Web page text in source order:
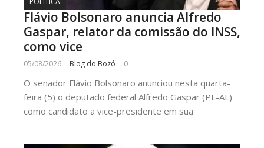
Flávio Bolsonaro anuncia Alfredo
Gaspar, relator da comissão do INSS,
como vice
05/08/2026 Blog do Bozó 0
O senador Flávio Bolsonaro anunciou nesta quarta-
feira (5) o deputado federal Alfredo Gaspar (PL-AL)
como candidato a vice-presidente em sua